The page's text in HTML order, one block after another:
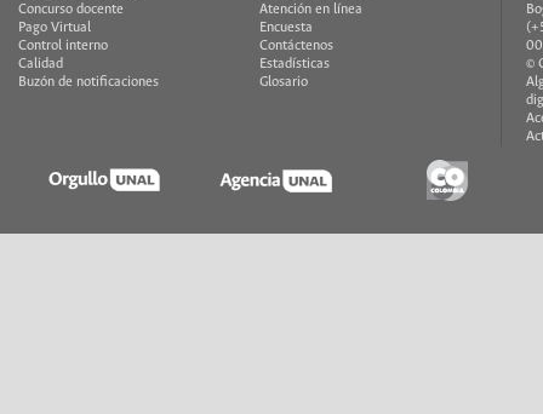
Concurso docente
Pago Virtual
Control interno
Calidad
Buzón de notificaciones
Atención en línea
Encuesta
Contáctenos
Estadísticas
Glosario
©